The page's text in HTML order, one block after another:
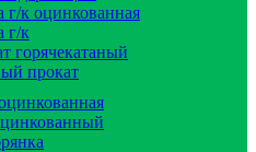
г/к оцинкованная
г/к
горячекатаный
прокат